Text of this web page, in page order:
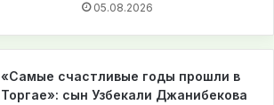
05.08.2026
«Самые счастливые годы прошли в
Торгае»: сын Узбекали Джанибекова